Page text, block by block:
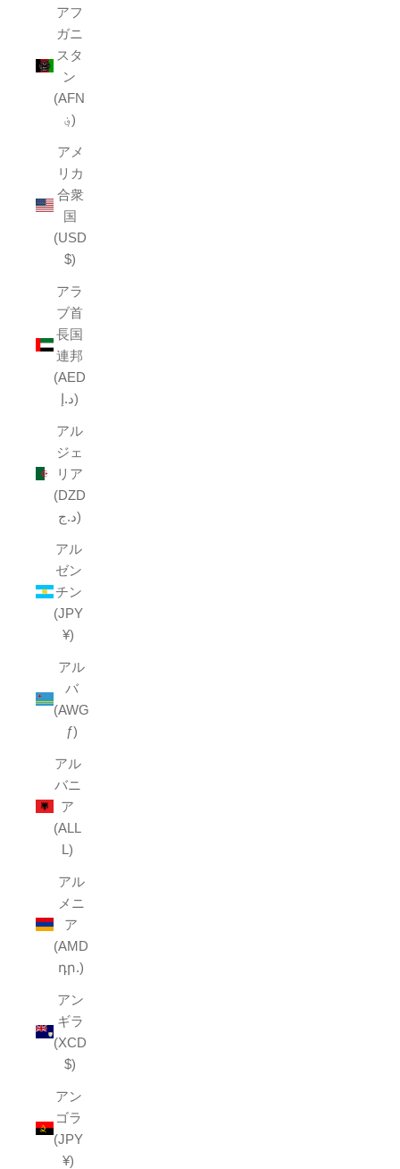
アフ
ガニ
スタ
ン
(AFN
؋)
アメ
リカ
合衆
国
(USD
$)
アラ
ブ首
長国
連邦
(AED
د.إ)
アル
ジェ
リア
(DZD
د.ج)
アル
ゼン
チン
(JPY
¥)
アル
バ
(AWG
ƒ)
アル
バニ
ア
(ALL
L)
アル
メニ
ア
(AMD
դր.)
アン
ギラ
(XCD
$)
アン
ゴラ
(JPY
¥)